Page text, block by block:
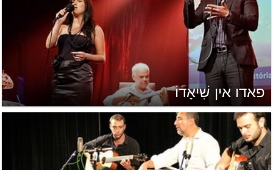
פאדו אין שִׁיאָדוֹ